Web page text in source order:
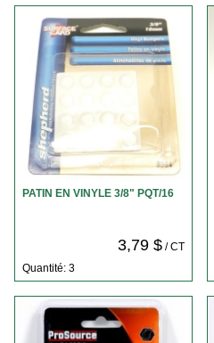
PATIN EN VINYLE 3/8" PQT/16
3,79 $/ CT
Quantité: 3